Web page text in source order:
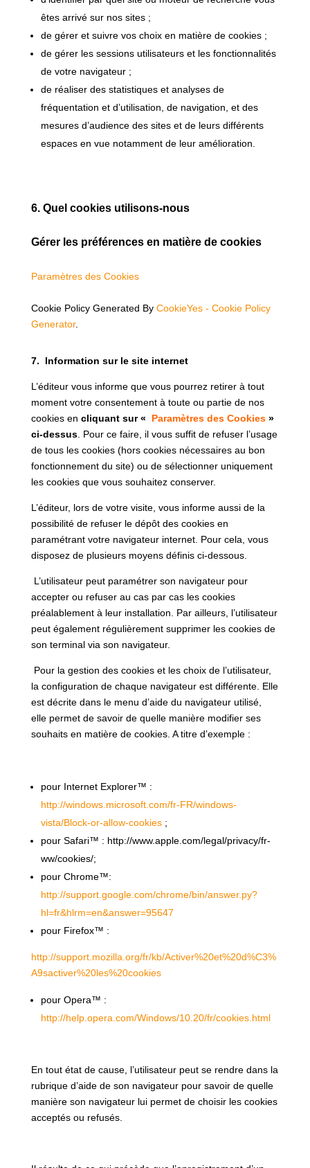
êtes arrivé sur nos sites ;
de gérer et suivre vos choix en matière de cookies ;
de gérer les sessions utilisateurs et les fonctionnalités
de votre navigateur ;
de réaliser des statistiques et analyses de
fréquentation et d’utilisation, de navigation, et des
mesures d’audience des sites et de leurs différents
espaces en vue notamment de leur amélioration.
6. Quel cookies utilisons-nous
Gérer les préférences en matière de cookies
Paramètres des Cookies
Cookie Policy Generated By CookieYes - Cookie Policy
Generator.
7. Information sur le site internet
L’éditeur vous informe que vous pourrez retirer à tout
moment votre consentement à toute ou partie de nos
cookies en cliquant sur « Paramètres des Cookies»
ci-dessus. Pour ce faire, il vous suffit de refuser l’usage
de tous les cookies (hors cookies nécessaires au bon
fonctionnement du site) ou de sélectionner uniquement
les cookies que vous souhaitez conserver.
L’éditeur, lors de votre visite, vous informe aussi de la
possibilité de refuser le dépôt des cookies en
paramétrant votre navigateur internet. Pour cela, vous
disposez de plusieurs moyens définis ci-dessous.
L’utilisateur peut paramétrer son navigateur pour
accepter ou refuser au cas par cas les cookies
préalablement à leur installation. Par ailleurs, l’utilisateur
peut également régulièrement supprimer les cookies de
son terminal via son navigateur.
Pour la gestion des cookies et les choix de l’utilisateur,
la configuration de chaque navigateur est différente. Elle
est décrite dans le menu d’aide du navigateur utilisé,
elle permet de savoir de quelle manière modifier ses
souhaits en matière de cookies. A titre d’exemple :
pour Internet Explorer™ :
http://windows.microsoft.com/fr-FR/windows-
vista/Block-or-allow-cookies;
pour Safari™ : http://www.apple.com/legal/privacy/fr-
ww/cookies/;
pour Chrome™:
http://support.google.com/chrome/bin/answer.py?
hl=fr&hlrm=en&answer=95647
pour Firefox™ :
http://support.mozilla.org/fr/kb/Activer%20et%20d%C3%
A9sactiver%20les%20cookies
pour Opera™ :
http://help.opera.com/Windows/10.20/fr/cookies.html
En tout état de cause, l’utilisateur peut se rendre dans la
rubrique d’aide de son navigateur pour savoir de quelle
manière son navigateur lui permet de choisir les cookies
acceptés ou refusés.